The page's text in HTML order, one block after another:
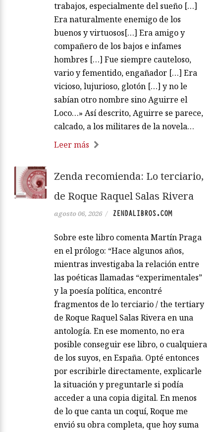
trabajos, especialmente del sueño […]
Era naturalmente enemigo de los
buenos y virtuosos[…] Era amigo y
compañero de los bajos e infames
hombres […] Fue siempre cauteloso,
vario y fementido, engañador […] Era
vicioso, lujurioso, glotón […] y no le
sabían otro nombre sino Aguirre el
Loco…» Así descrito, Aguirre se parece,
calcado, a los militares de la novela…
Leer más
Zenda recomienda: Lo terciario,
de Roque Raquel Salas Rivera
agosto 06, 2026 / ZENDALIBROS.COM
Sobre este libro comenta Martín Praga
en el prólogo: “Hace algunos años,
mientras investigaba la relación entre
las poéticas llamadas “experimentales”
y la poesía política, encontré
fragmentos de lo terciario / the tertiary
de Roque Raquel Salas Rivera en una
antología. En ese momento, no era
posible conseguir ese libro, o cualquiera
de los suyos, en España. Opté entonces
por escribirle directamente, explicarle
la situación y preguntarle si podía
acceder a una copia digital. En menos
de lo que canta un coquí, Roque me
envió su obra completa, que hoy suma